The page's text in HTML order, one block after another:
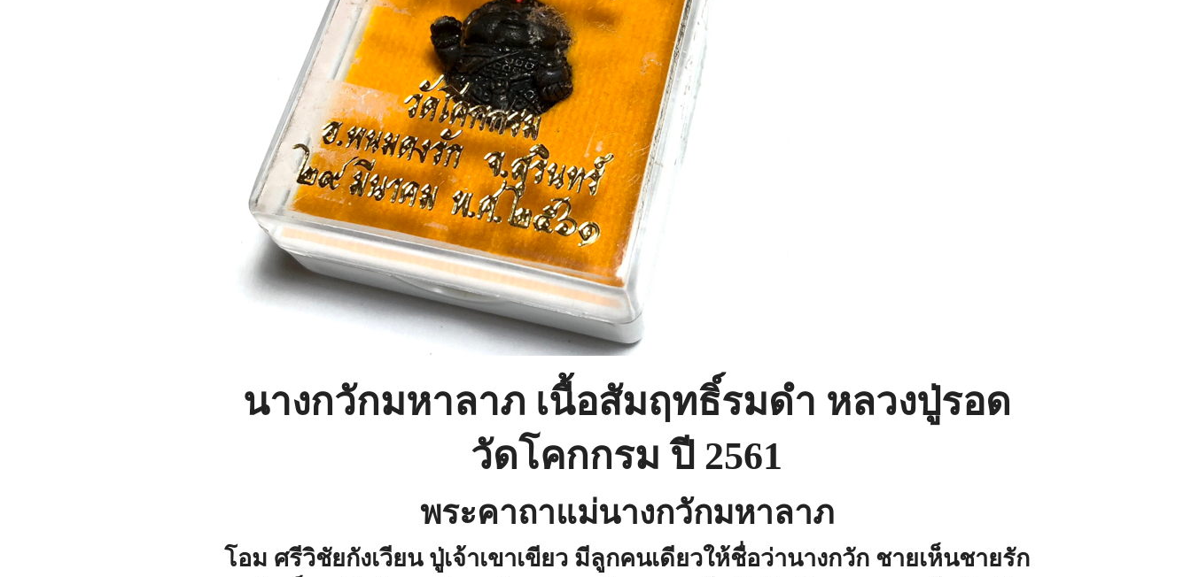
นางกวักมหาลาภ เนื้อสัมฤทธิ์รมดำ หลวงปู่รอด
วัดโคกกรม ปี 2561
พระคาถาแม่นางกวักมหาลาภ
โอม ศรีวิชัยกังเวียน ปู่เจ้าเขาเขียว มีลูกคนเดียวให้ชื่อว่านางกวัก ชายเห็นชายรัก